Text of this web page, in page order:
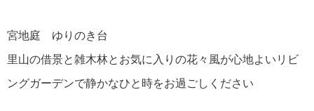
宮地庭 ゆりのき台
里山の借景と雑木林とお気に入りの花々風が心地よいリビ
ングガーデンで静かなひと時をお過ごしください